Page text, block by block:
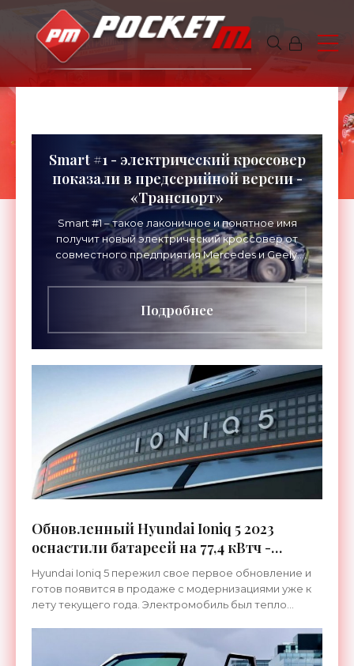
Smart #1 - электрический кроссовер
показали в предсерийной версии -
«Транспорт»
Smart #1 – такое лаконичное и понятное имя
получит новый электрический кроссовер от
совместного предприятия Mercedes и Geely.
Использование «решетки» - намек на тесную
связь с цифровым
Подробнее
Обновленный Hyundai Ioniq 5 2023
оснастили батареей на 77,4 кВтч -
«Транспорт»
Hyundai Ioniq 5 пережил свое первое обновление и
готов появится в продаже с модернизациями уже к
лету текущего года. Электромобиль был тепло